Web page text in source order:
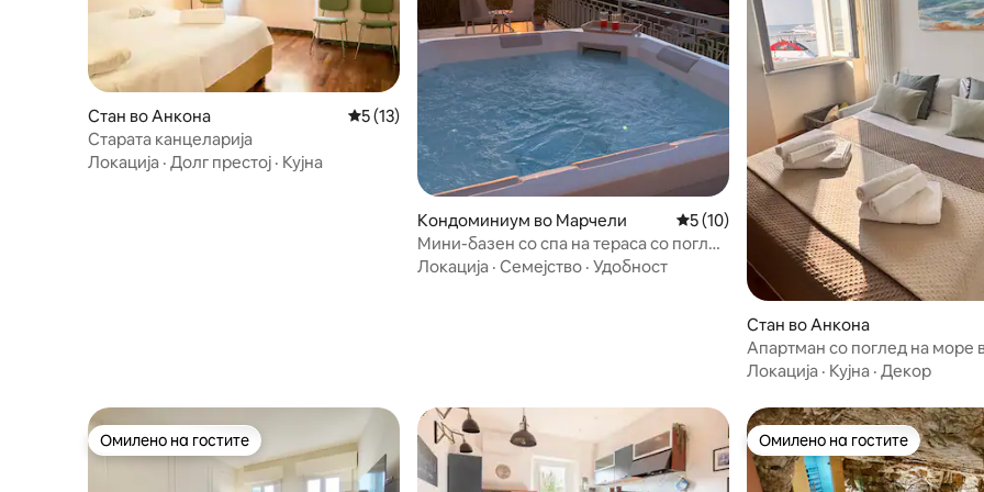
Стан во Анкона Просечна оцена: 5 од 5, 13 рецензии
5 (13)
Старата канцеларија
Локација · Долг престој · Кујна
Кондоминиум во Марчели Просечна оцена: 5 од 5, 10 рецензии
5 (10)
Мини-базен со спа на тераса со поглед
на морето во Нумана
Локација · Семејство · Удобност
Стан во Анкона
Апартман со поглед на море
Марко
Локација · Кујна · Декор
Омилено на гостите
Омилено на гостите Омилено на гостите
Омилено на гостите